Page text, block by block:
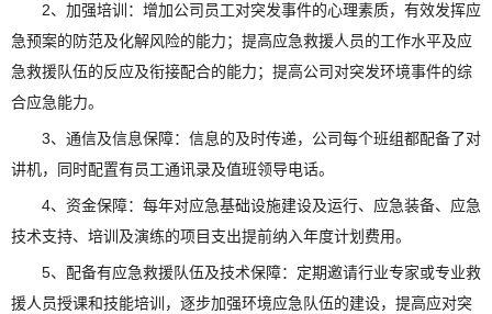
2、加强培训：增加公司员工对突发事件的心理素质，有效发挥应
急预案的防范及化解风险的能力；提高应急救援人员的工作水平及应
急救援队伍的反应及衔接配合的能力；提高公司对突发环境事件的综
合应急能力。
3、通信及信息保障：信息的及时传递，公司每个班组都配备了对
讲机，同时配置有员工通讯录及值班领导电话。
4、资金保障：每年对应急基础设施建设及运行、应急装备、应急
技术支持、培训及演练的项目支出提前纳入年度计划费用。
5、配备有应急救援队伍及技术保障：定期邀请行业专家或专业救
援人员授课和技能培训，逐步加强环境应急队伍的建设，提高应对突